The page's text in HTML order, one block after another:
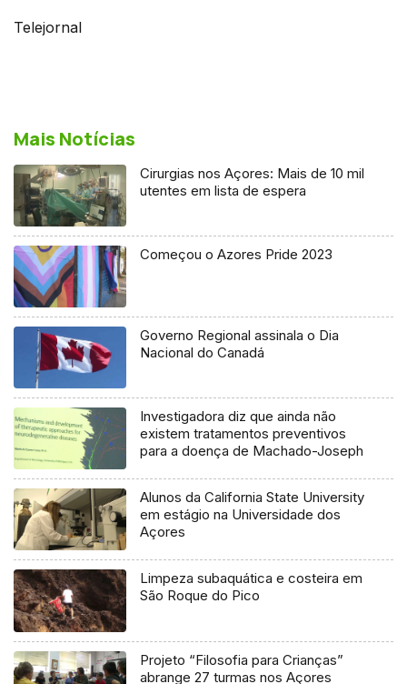
Telejornal
Mais Notícias
Cirurgias nos Açores: Mais de 10 mil
utentes em lista de espera
Começou o Azores Pride 2023
Governo Regional assinala o Dia
Nacional do Canadá
Investigadora diz que ainda não
existem tratamentos preventivos
para a doença de Machado-Joseph
Alunos da California State University
em estágio na Universidade dos
Açores
Limpeza subaquática e costeira em
São Roque do Pico
Projeto “Filosofia para Crianças”
abrange 27 turmas nos Açores